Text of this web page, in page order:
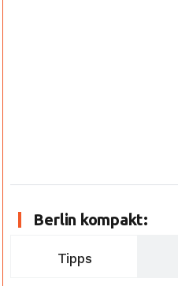
Berlin kompakt:
Tipps